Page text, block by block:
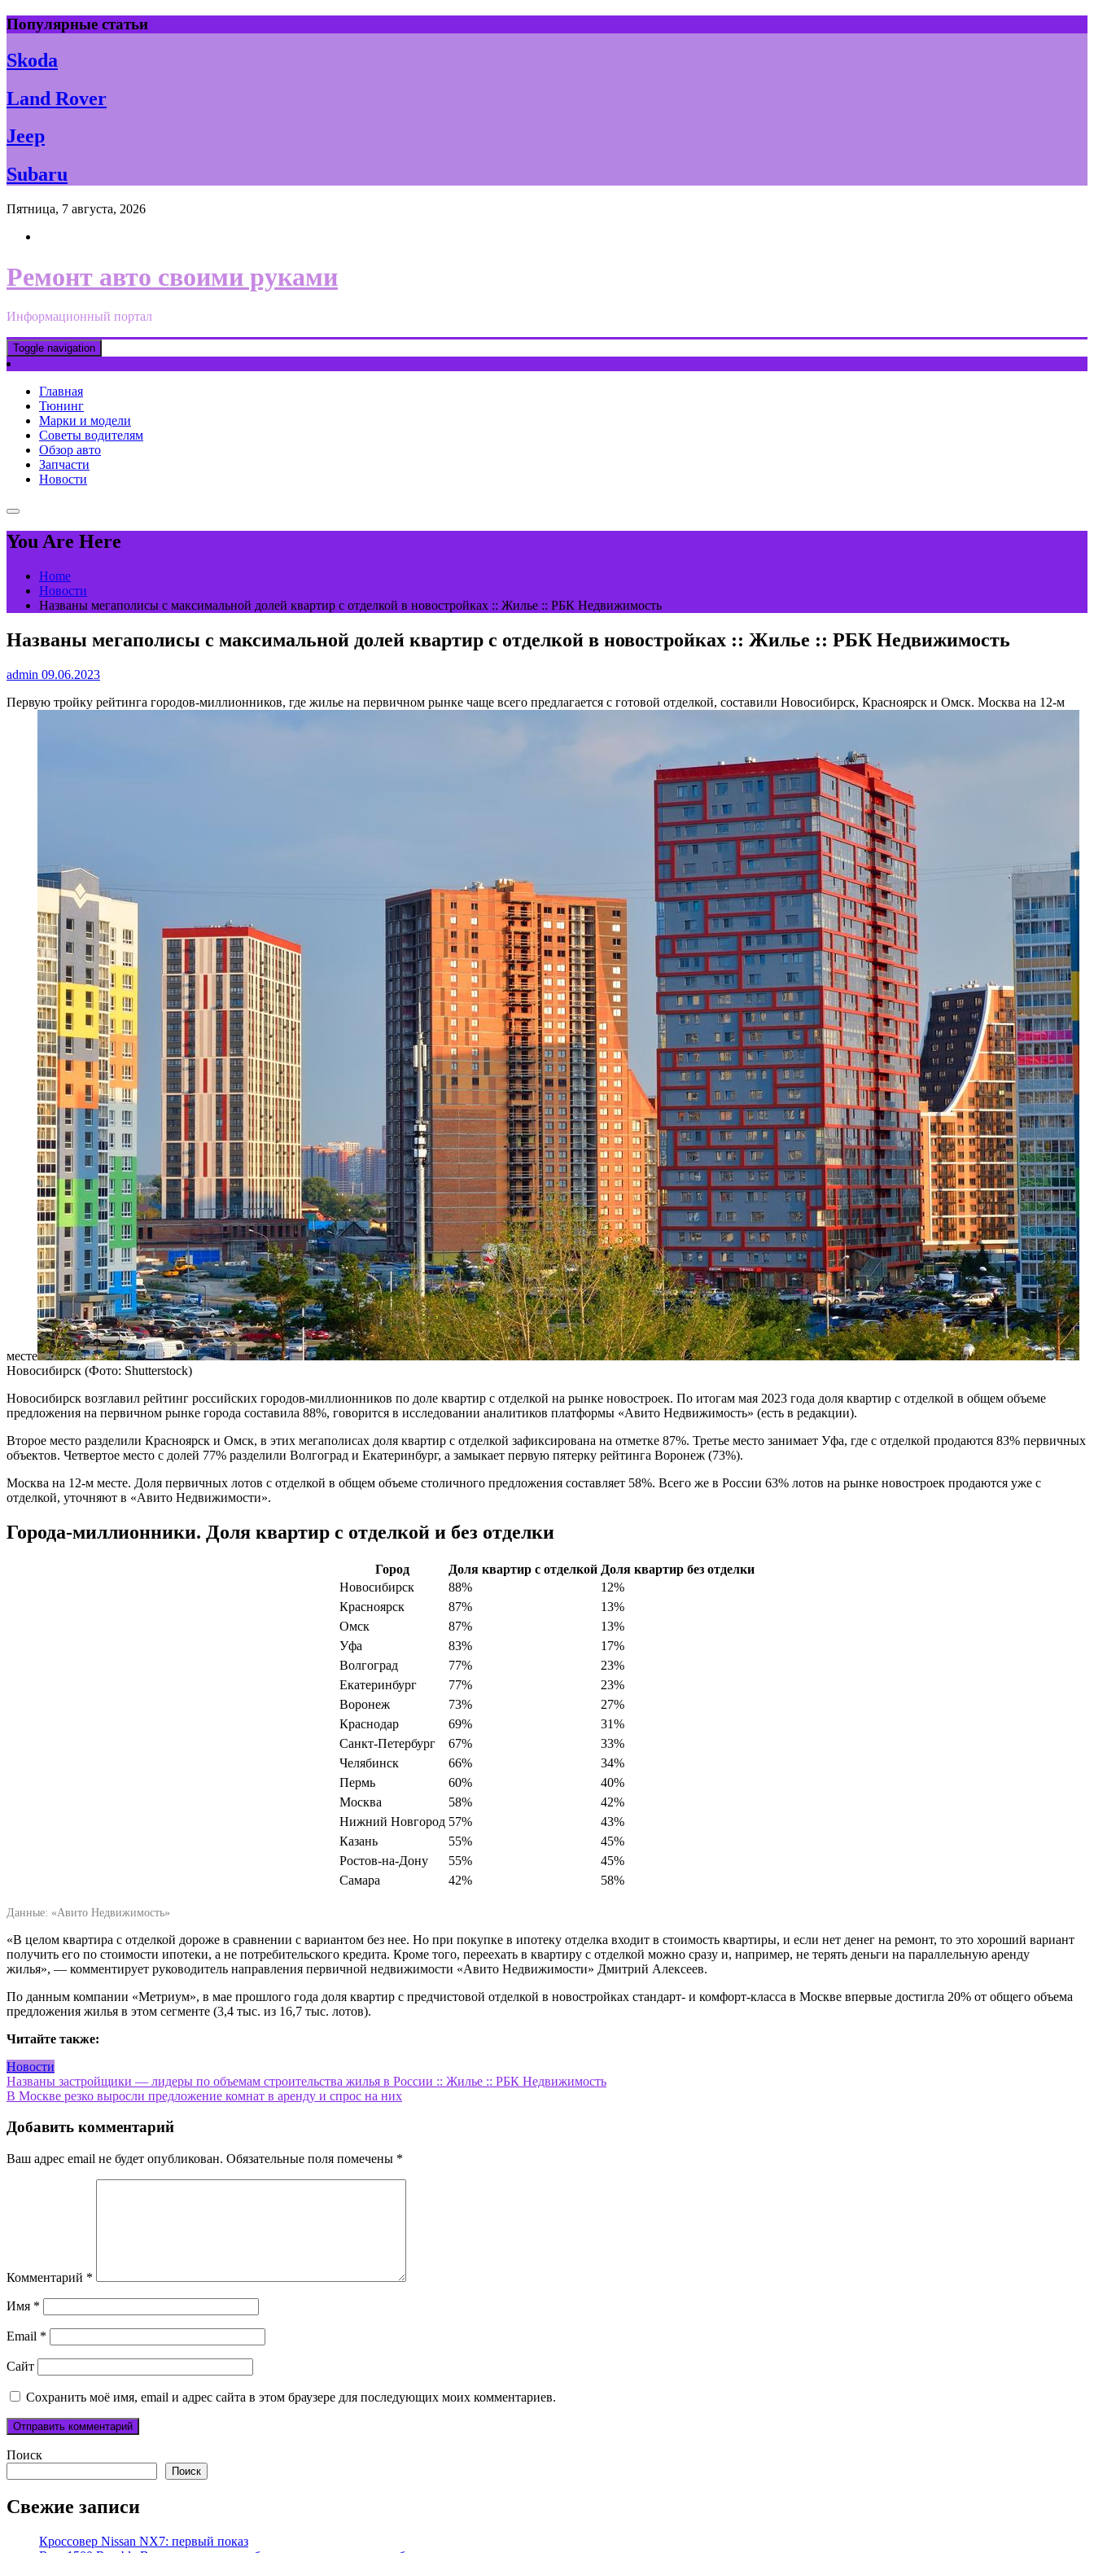
Skip
to
content
Популярные статьи
Skoda
Land Rover
Jeep
Subaru
Пятница, 7 августа, 2026
Ремонт авто своими руками
Информационный портал
Toggle navigation
Главная
Тюнинг
Марки и модели
Советы водителям
Обзор авто
Запчасти
Новости
You Are Here
Home
Новости
Названы мегаполисы с максимальной долей квартир с отделкой в новостройках :: Жилье :: РБК Недвижимость
Названы мегаполисы с максимальной долей квартир с отделкой в новостройках :: Жилье :: РБК Недвижимость
admin 09.06.2023
Первую тройку рейтинга городов-миллионников, где жилье на первичном рынке чаще всего предлагается с готовой отделкой, составили Новосибирск, Красноярск и Омск. Москва на 12-м
месте
Новосибирск (Фото: Shutterstock)
Новосибирск возглавил рейтинг российских городов-миллионников по доле квартир с отделкой на рынке новостроек. По итогам мая 2023 года доля квартир с отделкой в общем объеме
предложения на первичном рынке города составила 88%, говорится в исследовании аналитиков платформы «Авито Недвижимость» (есть в редакции).
Второе место разделили Красноярск и Омск, в этих мегаполисах доля квартир с отделкой зафиксирована на отметке 87%. Третье место занимает Уфа, где с отделкой продаются 83% первичных
объектов. Четвертое место с долей 77% разделили Волгоград и Екатеринбург, а замыкает первую пятерку рейтинга Воронеж (73%).
Москва на 12-м месте. Доля первичных лотов с отделкой в общем объеме столичного предложения составляет 58%. Всего же в России 63% лотов на рынке новостроек продаются уже с
отделкой, уточняют в «Авито Недвижимости».
Города-миллионники. Доля квартир с отделкой и без отделки
Город Доля квартир с отделкой Доля квартир без отделки
Новосибирск
88%
12%
Красноярск
87%
13%
Омск
87%
13%
Уфа
83%
17%
Волгоград
77%
23%
Екатеринбург
77%
23%
Воронеж
73%
27%
Краснодар
69%
31%
Санкт-Петербург
67%
33%
Челябинск
66%
34%
Пермь
60%
40%
Москва
58%
42%
Нижний Новгород 57%
43%
Казань
55%
45%
Ростов-на-Дону
55%
45%
Самара
42% 58%
Данные: «Авито Недвижимость»
«В целом квартира с отделкой дороже в сравнении с вариантом без нее. Но при покупке в ипотеку отделка входит в стоимость квартиры, и если нет денег на ремонт, то это хороший вариант
получить его по стоимости ипотеки, а не потребительского кредита. Кроме того, переехать в квартиру с отделкой можно сразу и, например, не терять деньги на параллельную аренду
жилья», — комментирует руководитель направления первичной недвижимости «Авито Недвижимости» Дмитрий Алексеев.
По данным компании «Метриум», в мае прошлого года доля квартир с предчистовой отделкой в новостройках стандарт- и комфорт-класса в Москве впервые достигла 20% от общего объема
предложения жилья в этом сегменте (3,4 тыс. из 16,7 тыс. лотов).
Читайте также:
Новости
Навигация
по
записям
Названы застройщики — лидеры по объемам строительства жилья в России :: Жилье :: РБК Недвижимость
В Москве резко выросли предложение комнат в аренду и спрос на них
Добавить комментарий
Ваш адрес email не будет опубликован. Обязательные поля помечены *
Комментарий *
Имя *
Email *
Сайт
Сохранить моё имя, email и адрес сайта в этом браузере для последующих моих комментариев.
Поиск
Поиск
Свежие записи
Кроссовер Nissan NX7: первый показ